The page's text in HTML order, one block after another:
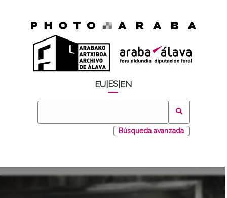
EU ES EN
Búsqueda avanzada